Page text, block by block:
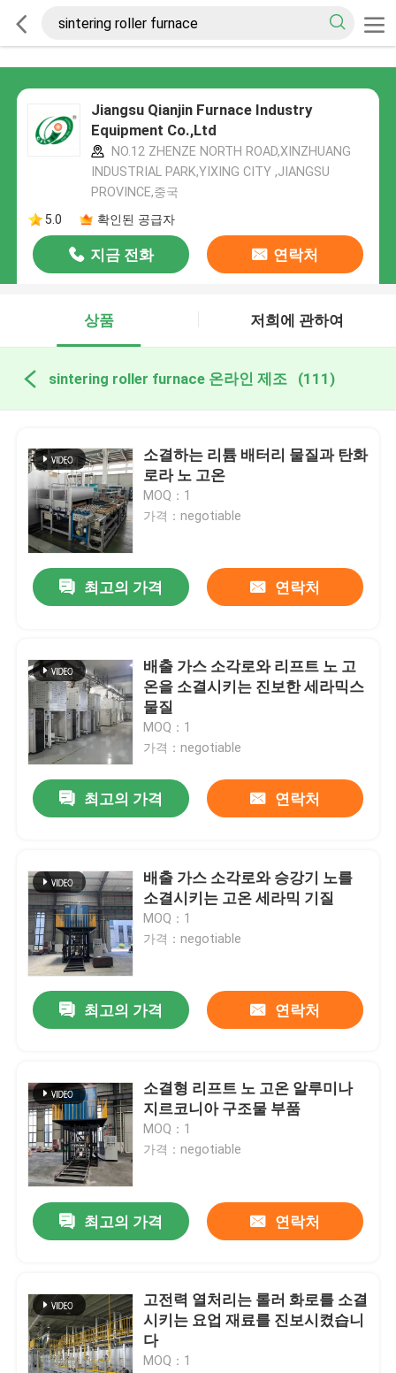
Jiangsu Qianjin Furnace Industry
Equipment Co.,Ltd
NO.12 ZHENZE NORTH ROAD,XINZHUANG
INDUSTRIAL PARK,YIXING CITY ,JIANGSU
PROVINCE,중국
5.0
확인된 공급자
지금 전화 연락처
상품 저희에 관하여
sintering roller furnace 온라인 제조 (111)
소결하는 리튬 배터리 물질과 탄화
로라 노 고온
MOQ：1
가격：negotiable
최고의 가격 연락처
배출 가스 소각로와 리프트 노 고
온을 소결시키는 진보한 세라믹스
물질
MOQ：1
가격：negotiable
최고의 가격 연락처
배출 가스 소각로와 승강기 노를
소결시키는 고온 세라믹 기질
MOQ：1
가격：negotiable
최고의 가격 연락처
소결형 리프트 노 고온 알루미나
지르코니아 구조물 부품
MOQ：1
가격：negotiable
최고의 가격 연락처
고전력 열처리는 롤러 화로를 소결
시키는 요업 재료를 진보시켰습니
다
MOQ：1